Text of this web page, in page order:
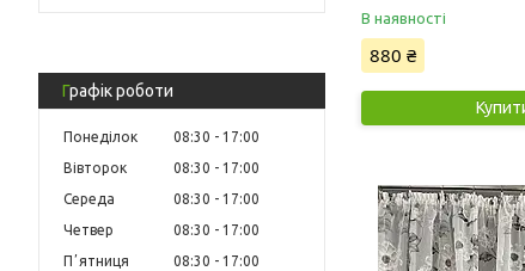
Графік роботи
Понеділок 08:30
17:00
Вівторок
08:30
17:00
Середа
08:30
17:00
Четвер
08:30
17:00
Пʼятниця
08:30
17:00
В наявності
880 ₴